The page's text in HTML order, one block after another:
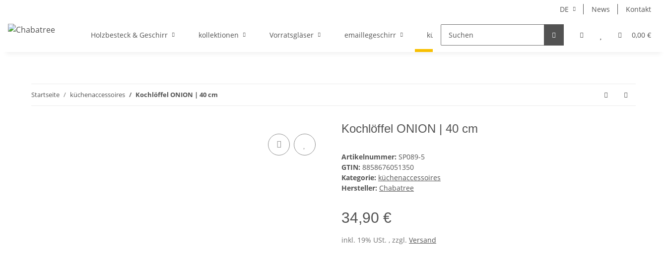
DE News Kontakt
0,00 €
Holzbesteck & Geschirr kollektionen Vorratsgläser emaillegeschirr küchenaccessoires
Startseite küchenaccessoires Kochlöffel ONION | 40 cm
Kochlöffel ONION | 40 cm
Artikelnummer: SP089-5
GTIN: 8858676051350
Kategorie: küchenaccessoires
Hersteller: Chabatree
34,90 €
inkl. 19% USt. , zzgl. Versand